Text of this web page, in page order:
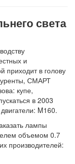
света
и
приходит в голову
СМАРТ
купе,
в 2003
M160.
лампы
объемом 0.7
производителей: